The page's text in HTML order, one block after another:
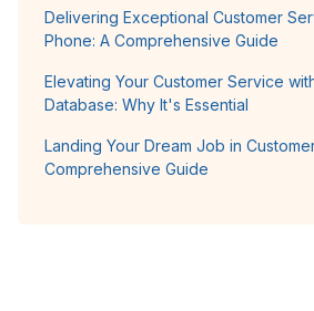
Delivering Exceptional Customer
Phone: A Comprehensive Guide
Elevating Your Customer Service
Database: Why It's Essential
Landing Your Dream Job in
Comprehensive Guide